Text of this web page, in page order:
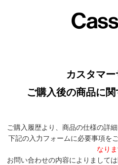
カスタマ
ご購入後の商品に
ご購入履歴より、商品の仕様の詳
下記の入力フォームに必要事項を
なり
お問い合わせの内容によりまして